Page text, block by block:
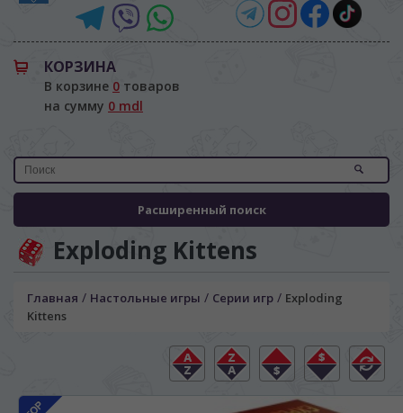
КОРЗИНА
В корзине 0 товаров
на сумму 0 mdl
Расширенный поиск
Exploding Kittens
Главная / Настольные игры / Серии игр / Exploding
Kittens